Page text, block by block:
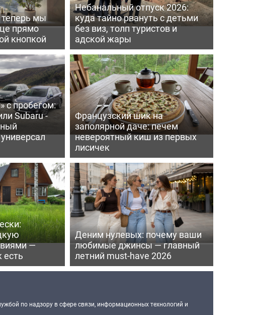
мы
прямо
кнопкой
Небанальный отпуск 2026:
куда тайно рвануть с детьми
без виз, толп туристов и
адской жары
с пробегом:
Subaru -
Французский шик на
заполярной даче: печем
невероятный киш из первых
лисичек
—
есть
Деним нулевых: почему ваши
любимые джинсы — главный
летний must-have 2026
по надзору в сфере связи, информационных технологий и